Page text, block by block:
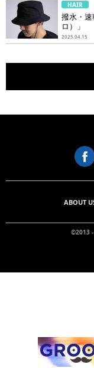
健康
スキンケア
トレーニング
好
HAIR
撥水・
ロ）」
2025.04.15
ABOUT
©2013